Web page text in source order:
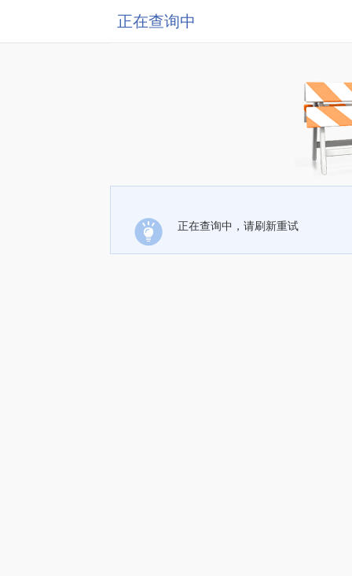
正在查询中
正在查询中，请刷新重试